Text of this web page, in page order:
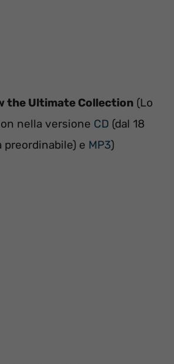
the Ultimate Collection (Lo
nella versione CD (dal 18
preordinabile) e MP3)